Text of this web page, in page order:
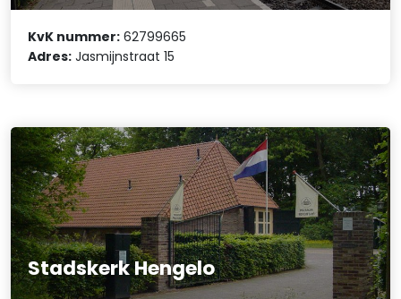
KvK nummer: 62799665
Adres: Jasmijnstraat 15
Stadskerk Hengelo